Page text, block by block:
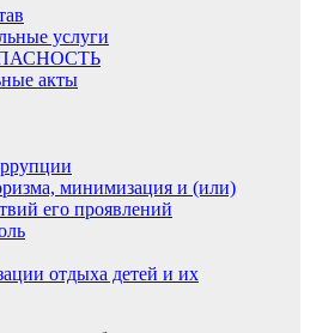
услуги
акты
минимизация и (или)
его проявлений
отдыха детей и их